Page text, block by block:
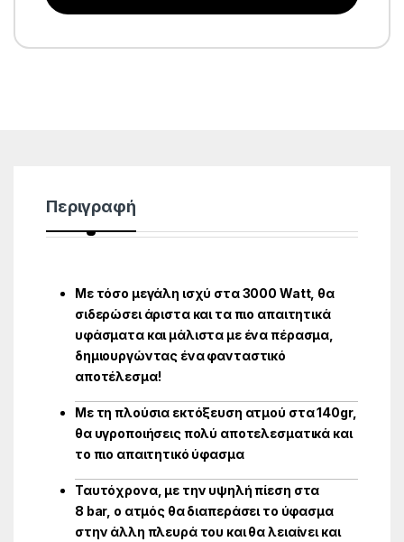
Περιγραφή
Με τόσο μεγάλη ισχύ στα 3000 Watt, θα
σιδερώσει άριστα και τα πιο απαιτητικά
υφάσματα και μάλιστα με ένα πέρασμα,
δημιουργώντας ένα φανταστικό
αποτέλεσμα!
Με τη πλούσια εκτόξευση ατμού στα 140gr,
θα υγροποιήσεις πολύ αποτελεσματικά και
το πιο απαιτητικό ύφασμα
Ταυτόχρονα, με την υψηλή πίεση στα
8 bar, ο ατμός θα διαπεράσει το ύφασμα
στην άλλη πλευρά του και θα λειαίνει και